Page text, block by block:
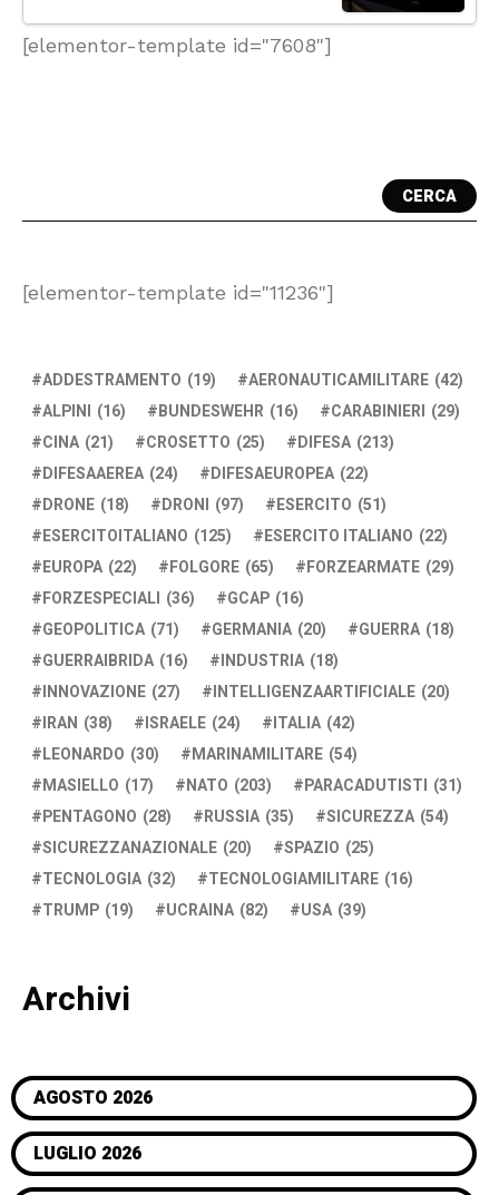
[elementor-template id="7608"]
CERCA
[elementor-template id="11236"]
ADDESTRAMENTO (19) AERONAUTICAMILITARE (42)
ALPINI (16) BUNDESWEHR (16) CARABINIERI (29)
CINA (21) CROSETTO (25) DIFESA (213)
DIFESAAEREA (24) DIFESAEUROPEA (22)
DRONE (18) DRONI (97) ESERCITO (51)
ESERCITOITALIANO (125) ESERCITO ITALIANO (22)
EUROPA (22) FOLGORE (65) FORZEARMATE (29)
FORZESPECIALI (36) GCAP (16)
GEOPOLITICA (71) GERMANIA (20) GUERRA (18)
GUERRAIBRIDA (16) INDUSTRIA (18)
INNOVAZIONE (27) INTELLIGENZAARTIFICIALE (20)
IRAN (38) ISRAELE (24) ITALIA (42)
LEONARDO (30) MARINAMILITARE (54)
MASIELLO (17) NATO (203) PARACADUTISTI (31)
PENTAGONO (28) RUSSIA (35) SICUREZZA (54)
SICUREZZANAZIONALE (20) SPAZIO (25)
TECNOLOGIA (32) TECNOLOGIAMILITARE (16)
TRUMP (19) UCRAINA (82) USA (39)
Archivi
AGOSTO 2026
LUGLIO 2026